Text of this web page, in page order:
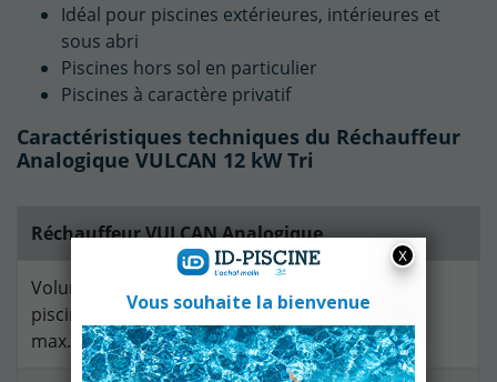
Idéal pour piscines extérieures, intérieures et
sous abri
Piscines hors sol en particulier
Piscines à caractère privatif
Caractéristiques techniques du Réchauffeur
Analogique VULCAN 12 kW Tri
Réchauffeur VULCAN Analogique
Volume
piscine
max.
m3
m3